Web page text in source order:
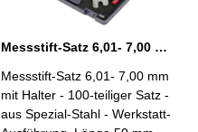
Messstift-Satz 6,01- 7,00 mm 100 tlg. mit Halter
Messstift-Satz 6,01- 7,00 mm
mit Halter - 100-teiliger Satz -
aus Spezial-Stahl - Werkstatt-